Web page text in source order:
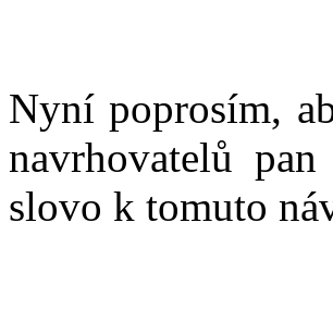
Nyní poprosím,
navrhovatelů
slovo k tomuto